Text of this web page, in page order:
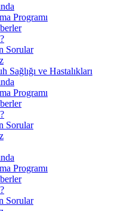
Programı
Sorular
Sağlığı ve Hastalıkları
Programı
Sorular
Programı
Sorular